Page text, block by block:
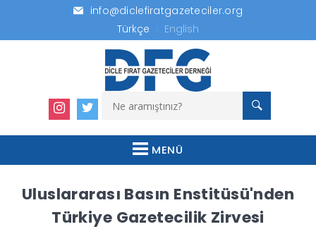
info@diclefiratgazeteciler.org
Türkçe
English
MENÜ
Uluslararası Basın Enstitüsü'nden
Türkiye Gazetecilik Zirvesi